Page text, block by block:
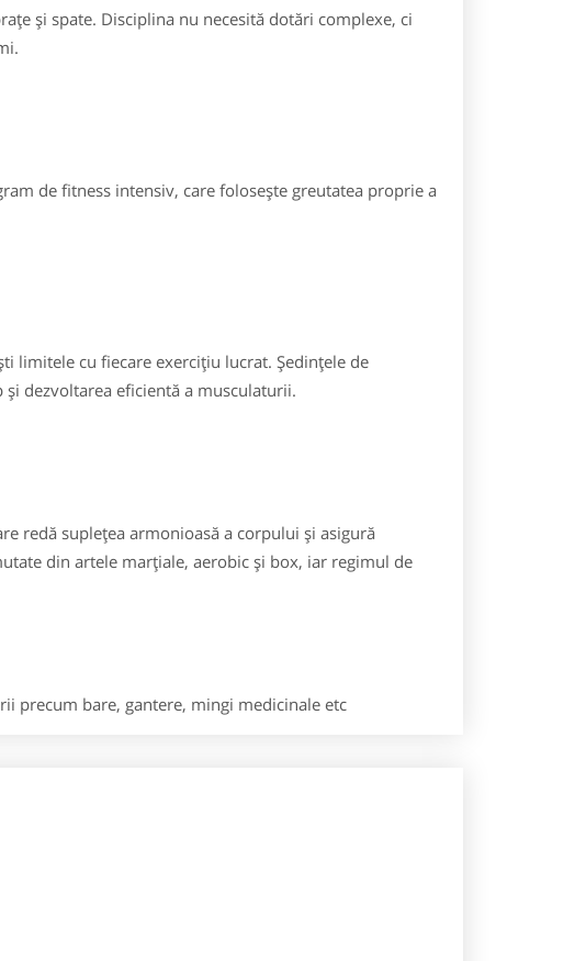
și spate. Disciplina nu necesită dotări complexe, ci
de fitness intensiv, care folosește greutatea proprie a
limitele cu fiecare exercițiu lucrat. Ședințele de
dezvoltarea eficientă a musculaturii.
redă suplețea armonioasă a corpului și asigură
din artele marțiale, aerobic și box, iar regimul de
precum bare, gantere, mingi medicinale etc